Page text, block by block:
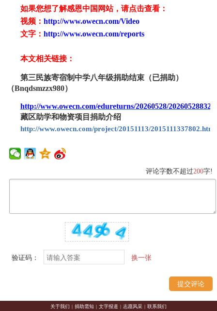
如果您想了解感恩中国网站，请点击查看：
视频： http://www.owecn.com/Video
文字： http://www.owecn.com/reports
本文相关链接：
第三民族寄宿制中学八年级捐助结束（已捐助）
（Bnqdsmzzx980）
http://www.owecn.com/edureturns/20260528/
藏区助学和物资项目捐助介绍
http://www.owecn.com/project/20151113/2015111337802.html
评论字数不超过200字!
验证码： 换一张
关于我们 | 捐助需知 | 文字报道 | 志愿风采 | 联系我们